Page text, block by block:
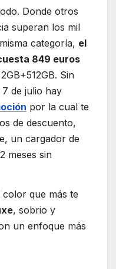
Donde otros
superan los mil
categoría, el
849 euros
Sin
de julio hay
por la cual te
de descuento,
un cargador de
meses sin
que más te
, sobrio y
un enfoque más